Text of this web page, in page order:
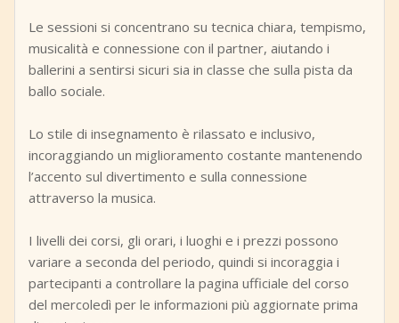
Le sessioni si concentrano su tecnica chiara, tempismo,
musicalità e connessione con il partner, aiutando i
ballerini a sentirsi sicuri sia in classe che sulla pista da
ballo sociale.
Lo stile di insegnamento è rilassato e inclusivo,
incoraggiando un miglioramento costante mantenendo
l’accento sul divertimento e sulla connessione
attraverso la musica.
I livelli dei corsi, gli orari, i luoghi e i prezzi possono
variare a seconda del periodo, quindi si incoraggia i
partecipanti a controllare la pagina ufficiale del corso
del mercoledì per le informazioni più aggiornate prima